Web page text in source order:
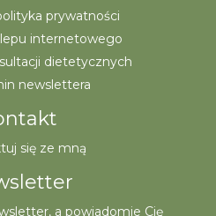
prywatności
internetowego
dietetycznych
newslettera
się ze mną
a powiadomie Cię